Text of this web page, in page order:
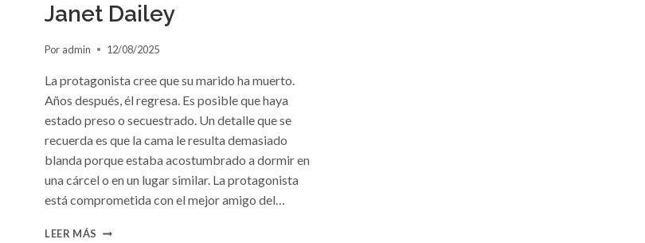
Janet Dailey
Por admin 12/08/2025
La protagonista cree que su marido ha muerto.
Años después, él regresa. Es posible que haya
estado preso o secuestrado. Un detalle que se
recuerda es que la cama le resulta demasiado
blanda porque estaba acostumbrado a dormir en
una cárcel o en un lugar similar. La protagonista
está comprometida con el mejor amigo del…
LEER MÁS CONSULTA